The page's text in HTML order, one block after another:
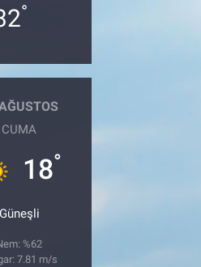
°
CUMA
18°
Güneşli
%62
7.81 m/s